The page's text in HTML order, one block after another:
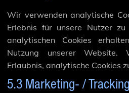
Wir verwenden analytische
Erlebnis für unsere Nutzer
analytischen Cookies
Nutzung unserer
Erlaubnis, analytische Cookies
5.3 Marketing- /